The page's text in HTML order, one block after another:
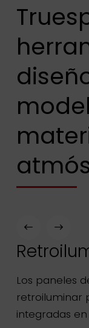
Los paneles
retroiluminar
integradas
La impresión
texturas y
Bandas
Las bandas
techo
jerarquías